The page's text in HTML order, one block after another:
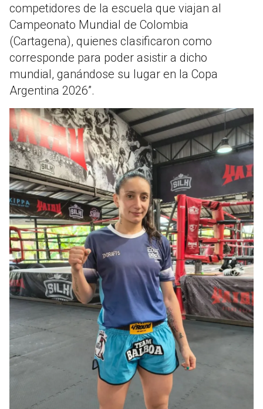
competidores de la escuela que viajan al
Campeonato Mundial de Colombia
(Cartagena), quienes clasificaron como
corresponde para poder asistir a dicho
mundial, ganándose su lugar en la Copa
Argentina 2026”.